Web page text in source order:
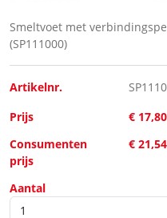
Smeltvoet met
(SP111000)
Artikelnr.
Prijs
€ 17,80
Consumenten
prijs
€ 21,54
Aantal